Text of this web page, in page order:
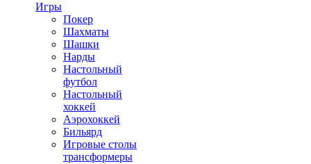
Игры
Покер
Шахматы
Шашки
Нарды
Настольный
футбол
Настольный
хоккей
Аэрохоккей
Бильярд
Игровые столы
трансформеры